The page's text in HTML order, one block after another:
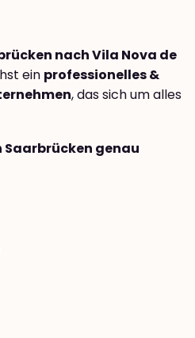
nach Vila Nova de
ein professionelles &
, das sich um alles
Saarbrücken genau